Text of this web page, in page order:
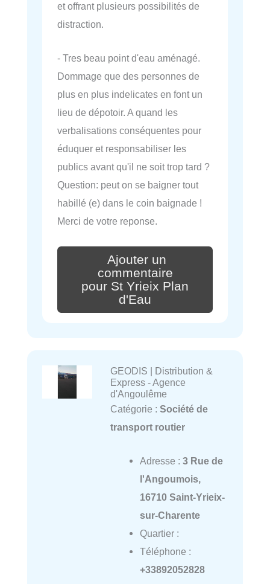
et offrant plusieurs possibilités de
distraction.
- Tres beau point d'eau aménagé.
Dommage que des personnes de
plus en plus indelicates en font un
lieu de dépotoir. A quand les
verbalisations conséquentes pour
éduquer et responsabiliser les
publics avant qu'il ne soit trop tard ?
Question: peut on se baigner tout
habillé (e) dans le coin baignade !
Merci de votre reponse.
Ajouter un
commentaire
pour St Yrieix Plan
d'Eau
GEODIS | Distribution &
Express - Agence
d'Angoulême
Catégorie : Société de
transport routier
Adresse : 3 Rue de
l'Angoumois,
16710 Saint-Yrieix-
sur-Charente
Quartier :
Téléphone :
+33892052828